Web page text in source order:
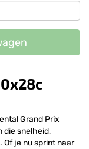
Grand Prix
die snelheid,
je nu sprint naar